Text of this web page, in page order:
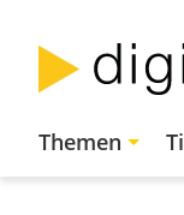
zum
Inhalt
Themen